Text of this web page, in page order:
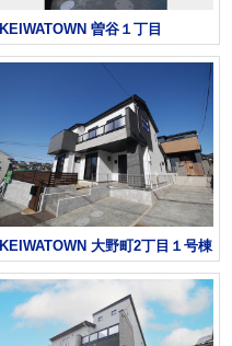
KEIWATOWN 曽谷１丁目
KEIWATOWN 大野町2丁目１号棟